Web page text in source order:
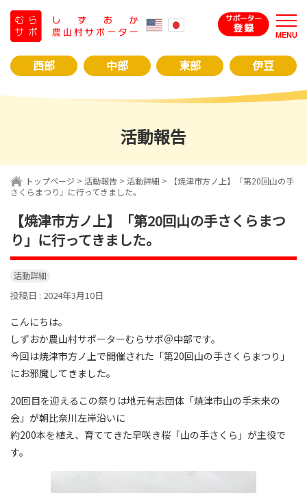
MENU
へ
プ
西部 中部 東部 伊豆
活動報告
トップページ > 活動報告 > 活動詳細 > 【焼津市方ノ上】「第20回山の手
さくらまつり」に行ってきました。
【焼津市方ノ上】「第20回山の手さくらまつ
り」に行ってきました。
活動詳細
投稿日 : 2024年3月10日
こんにちは。
しずおか農山村サポーターむらサポ＠中部です。
今回は焼津市方ノ上で開催された「第20回山の手さくらまつり」
にお邪魔してきました。
20回目を迎えるこの祭りは地元有志団体「焼津市山の手未来の
会」が朝比奈川左岸沿いに
約200本を植え、育ててきた早咲き桜「山の手さくら」が主役で
す。